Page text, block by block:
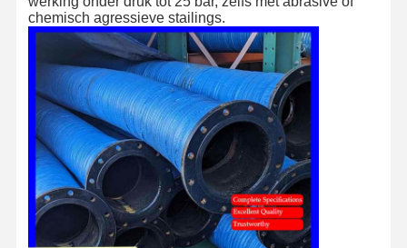
chemisch agressieve stailings.